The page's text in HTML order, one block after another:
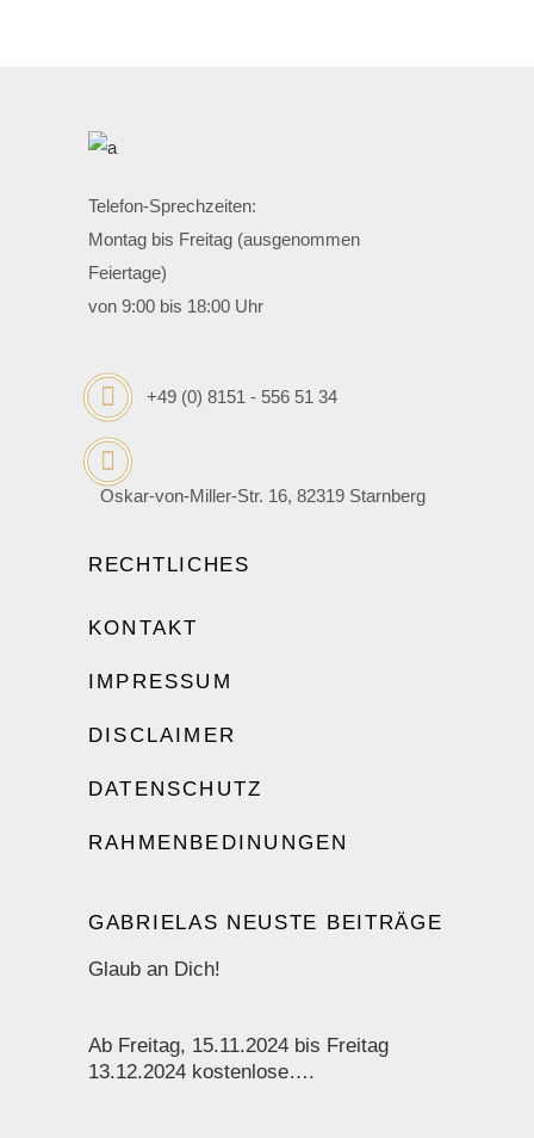
Telefon-Sprechzeiten:
Montag bis Freitag (ausgenommen
Feiertage)
von 9:00 bis 18:00 Uhr
+49 (0) 8151 - 556 51 34
Oskar-von-Miller-Str. 16, 82319 Starnberg
RECHTLICHES
KONTAKT
IMPRESSUM
DISCLAIMER
DATENSCHUTZ
RAHMENBEDINUNGEN
GABRIELAS NEUSTE BEITRÄGE
Glaub an Dich!
Ab Freitag, 15.11.2024 bis Freitag
13.12.2024 kostenlose….